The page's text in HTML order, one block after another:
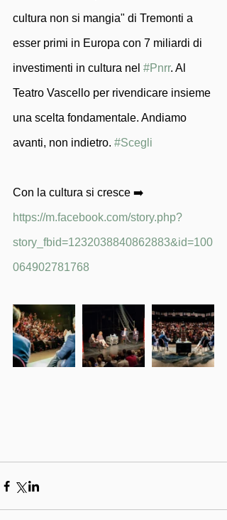
cultura non si mangia" di Tremonti a
esser primi in Europa con 7 miliardi di
investimenti in cultura nel #Pnrr. Al
Teatro Vascello per rivendicare insieme
una scelta fondamentale. Andiamo
avanti, non indietro. #Scegli
Con la cultura si cresce ➡️
https://m.facebook.com/story.php?
story_fbid=1232038840862883&id=100
064902781768